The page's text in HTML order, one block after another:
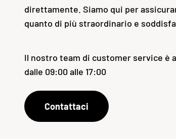
direttamente. Siamo qui per
quanto di più straordinario e
Il nostro team di customer service è
dalle 09:00 alle 17:00
Contattaci